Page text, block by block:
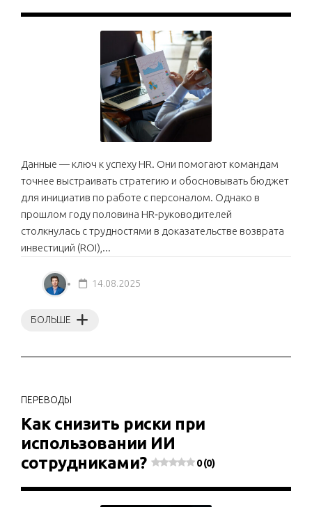
Данные — ключ к успеху HR. Они помогают командам
точнее выстраивать стратегию и обосновывать бюджет
для инициатив по работе с персоналом. Однако в
прошлом году половина HR‑руководителей
столкнулась с трудностями в доказательстве возврата
инвестиций (ROI),...
БОЛЬШЕ
14.08.2025
ПЕРЕВОДЫ
Как снизить риски при
использовании ИИ
сотрудниками?
0 (0)